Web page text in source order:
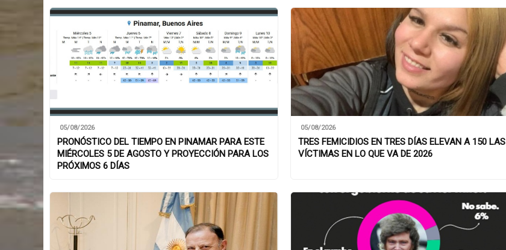
05/08/2026
PRONÓSTICO DEL TIEMPO EN PINAMAR PARA ESTE
MIÉRCOLES 5 DE AGOSTO Y PROYECCIÓN PARA LOS
PRÓXIMOS 6 DÍAS
05/08/2026
TRES FEMICIDIOS EN TRES DÍAS ELEVAN A 150 LAS
VÍCTIMAS EN LO QUE VA DE 2026